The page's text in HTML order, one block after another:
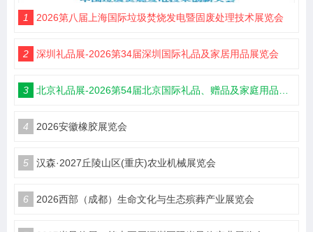
1 2026第八届上海国际垃圾焚烧发电暨固废处理技术展览会
2 深圳礼品展-2026第34届深圳国际礼品及家居用品展览会
3 北京礼品展-2026第54届北京国际礼品、赠品及家庭用品展览会
4 2026安徽橡胶展览会
5 汉森·2027丘陵山区(重庆)农业机械展览会
6 2026西部（成都）生命文化与生态殡葬产业展览会